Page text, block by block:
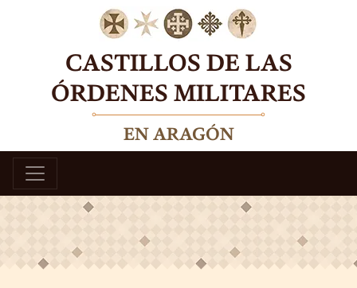
CASTILLOS DE LAS
ÓRDENES MILITARES
EN ARAGÓN